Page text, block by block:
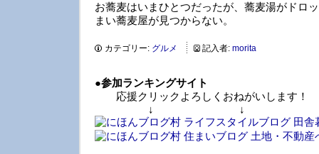
お蕎麦はいまひとつだったが、蕎麦湯がドロ
まい蕎麦屋が見つからない。
カテゴリー: グルメ 記入者: morita
●参加ランキングサイト
応援クリックよろしくおねがいします！
↓ ↓